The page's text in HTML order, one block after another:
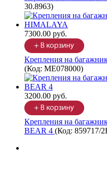
30.8963)
7300.00 руб.
Крепления на
(Код: ME078000)
3200.00 руб.
Крепления на
BEAR 4 (Код: 859717/